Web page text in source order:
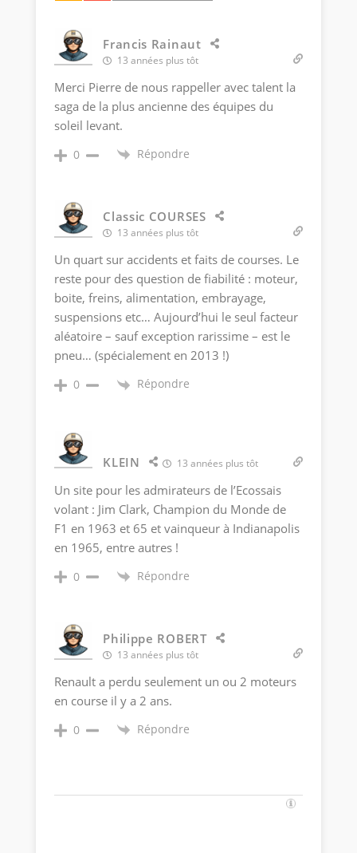
Francis Rainaut
13 années plus tôt
Merci Pierre de nous rappeller avec talent la
saga de la plus ancienne des équipes du
soleil levant.
0 Répondre
Classic COURSES
13 années plus tôt
Un quart sur accidents et faits de courses. Le
reste pour des question de fiabilité : moteur,
boite, freins, alimentation, embrayage,
suspensions etc… Aujourd’hui le seul facteur
aléatoire – sauf exception rarissime – est le
pneu… (spécialement en 2013 !)
0 Répondre
KLEIN 13 années plus tôt
Un site pour les admirateurs de l’Ecossais
volant : Jim Clark, Champion du Monde de
F1 en 1963 et 65 et vainqueur à Indianapolis
en 1965, entre autres !
0 Répondre
Philippe ROBERT
13 années plus tôt
Renault a perdu seulement un ou 2 moteurs
en course il y a 2 ans.
0 Répondre